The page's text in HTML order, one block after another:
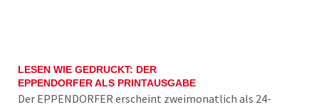
LESEN WIE GEDRUCKT: DER
EPPENDORFER ALS PRINTAUSGABE
Der EPPENDORFER erscheint zweimonatlich als 24-